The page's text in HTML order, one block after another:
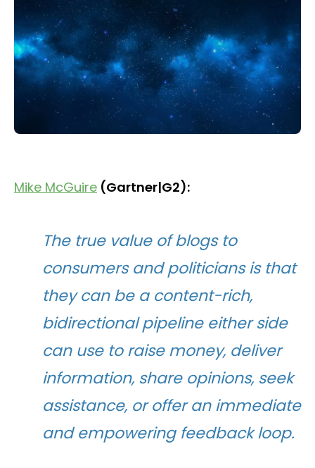
Mike McGuire (Gartner|G2):
The true value of blogs to
consumers and politicians is that
they can be a content-rich,
bidirectional pipeline either side
can use to raise money, deliver
information, share opinions, seek
assistance, or offer an immediate
and empowering feedback loop.